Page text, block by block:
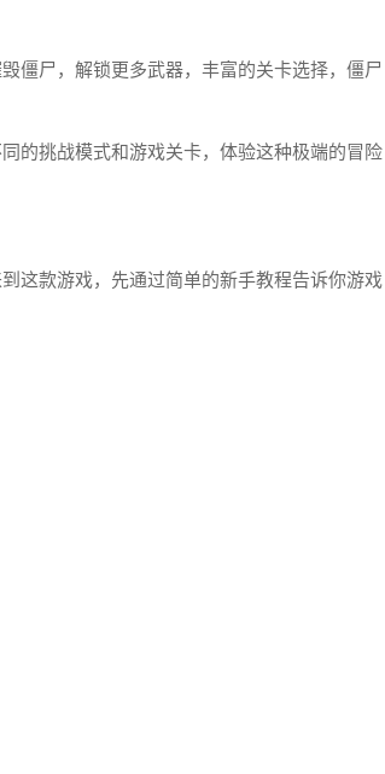
僵尸，解锁更多武器，丰富的关卡选择，僵尸
的挑战模式和游戏关卡，体验这种极端的冒险
这款游戏，先通过简单的新手教程告诉你游戏